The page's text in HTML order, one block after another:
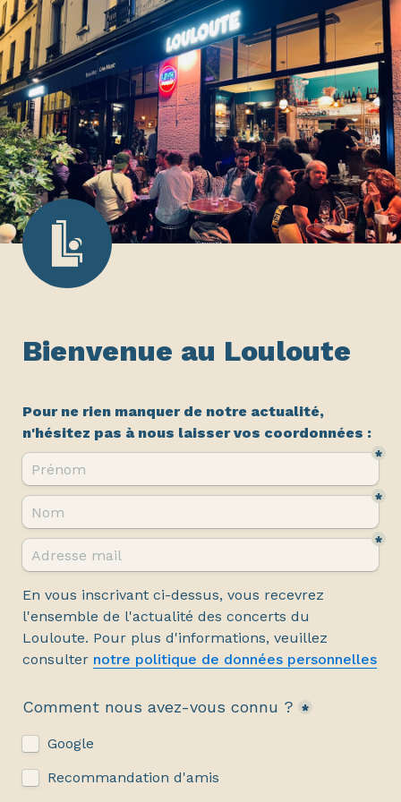
Bienvenue au Louloute
Pour ne rien manquer de notre actualité,
n'hésitez pas à nous laisser vos coordonnées :
*
*
*
En vous inscrivant ci-dessus, vous recevrez
l'ensemble de l'actualité des concerts du
Louloute. Pour plus d'informations, veuillez
consulter notre politique de données personnelles
Comment nous avez-vous connu ? *
Google
Recommandation d'amis